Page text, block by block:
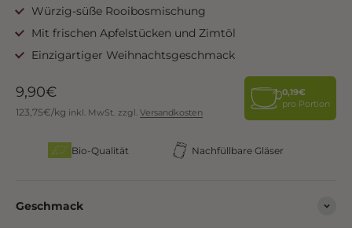
Würzig-süße Rooibosmischung
Mit frischen Apfelstücken und Zimtöl
Einzigartiger Weihnachtsgeschmack
Angebot
9,90€
123,75€/kg inkl. MwSt. zzgl. Versandkosten
0,19€
pro Portion
Bio-Qualität Nachfüllbare Gläser
Geschmack